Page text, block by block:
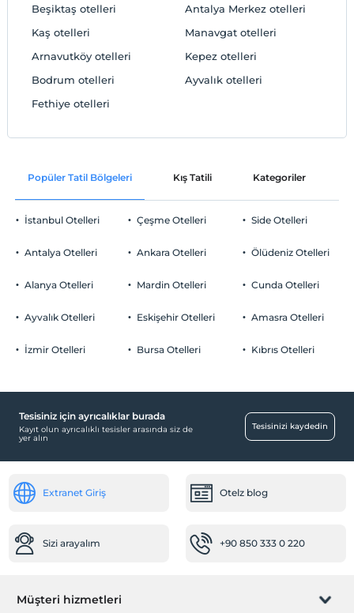
Beşiktaş otelleri
Kaş otelleri
Arnavutköy otelleri
Bodrum otelleri
Fethiye otelleri
Antalya Merkez otelleri
Manavgat otelleri
Kepez otelleri
Ayvalık otelleri
Popüler Tatil Bölgeleri Kış Tatili Kategoriler
İstanbul Otelleri
Antalya Otelleri
Alanya Otelleri
Ayvalık Otelleri
İzmir Otelleri
Çeşme Otelleri
Ankara Otelleri
Mardin Otelleri
Eskişehir Otelleri
Bursa Otelleri
Side Otelleri
Ölüdeniz Otelleri
Cunda Otelleri
Amasra Otelleri
Kıbrıs Otelleri
Tesisiniz için ayrıcalıklar burada
Kayıt olun ayrıcalıklı tesisler arasında siz de
yer alın
Tesisinizi kaydedin
Extranet Giriş Otelz blog
Sizi arayalım +90 850 333 0 220
Müşteri hizmetleri